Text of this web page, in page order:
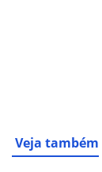
Veja também